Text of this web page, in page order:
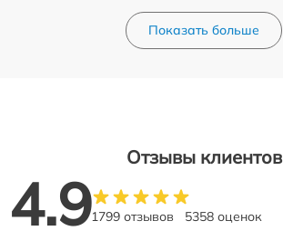
Показать больше
Отзывы клиентов
4.91799 отзывов 5358 оценок